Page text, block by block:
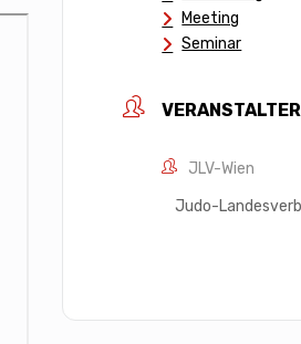
Meeting
Seminar
VERANSTALTER
JLV-Wien
Judo-